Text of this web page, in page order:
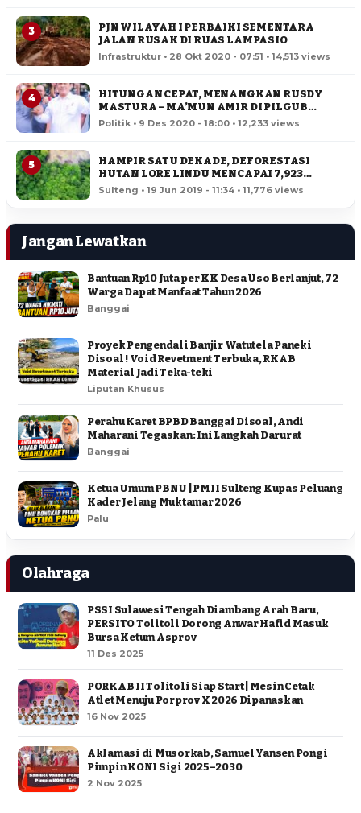
3
PJN WILAYAH I PERBAIKI SEMENTARA
JALAN RUSAK DI RUAS LAMPASIO
Infrastruktur • 28 Okt 2020 - 07:51 • 14,513 views
4
HITUNGAN CEPAT, MENANGKAN RUSDY
MASTURA – MA’MUN AMIR DI PILGUB
SULTENG
Politik • 9 Des 2020 - 18:00 • 12,233 views
5
HAMPIR SATU DEKADE, DEFORESTASI
HUTAN LORE LINDU MENCAPAI 7,923
HEKTAR
Sulteng • 19 Jun 2019 - 11:34 • 11,776 views
Jangan Lewatkan
Bantuan Rp10 Juta per KK Desa Uso Berlanjut, 72
Warga Dapat Manfaat Tahun 2026
Banggai
Proyek Pengendali Banjir Watutela Paneki
Disoal ! Void Revetment Terbuka, RKAB
Material Jadi Teka-teki
Liputan Khusus
Perahu Karet BPBD Banggai Disoal, Andi
Maharani Tegaskan: Ini Langkah Darurat
Banggai
Ketua Umum PBNU | PMII Sulteng Kupas Peluang
Kader Jelang Muktamar 2026
Palu
Olahraga
PSSI Sulawesi Tengah Diambang Arah Baru,
PERSITO Tolitoli Dorong Anwar Hafid Masuk
Bursa Ketum Asprov
11 Des 2025
PORKAB II Tolitoli Siap Start | Mesin Cetak
Atlet Menuju Porprov X 2026 Dipanaskan
16 Nov 2025
Aklamasi di Musorkab, Samuel Yansen Pongi
Pimpin KONI Sigi 2025–2030
2 Nov 2025